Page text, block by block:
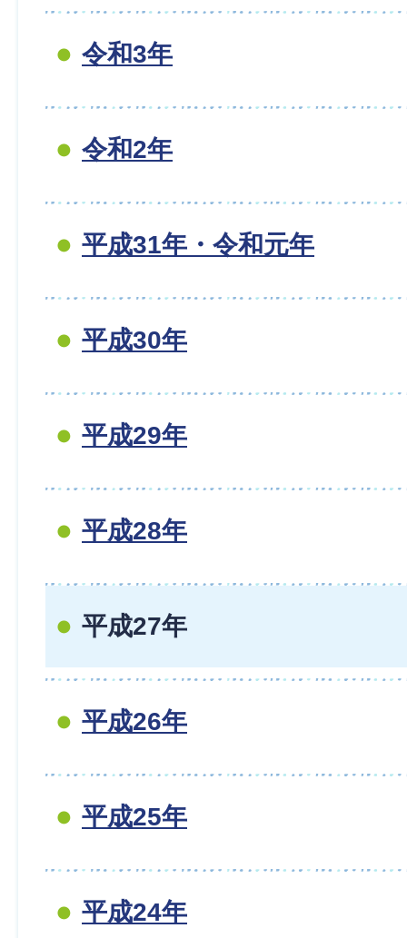
令和3年
令和2年
平成31年・令和元年
平成30年
平成29年
平成28年
平成27年
平成26年
平成25年
平成24年